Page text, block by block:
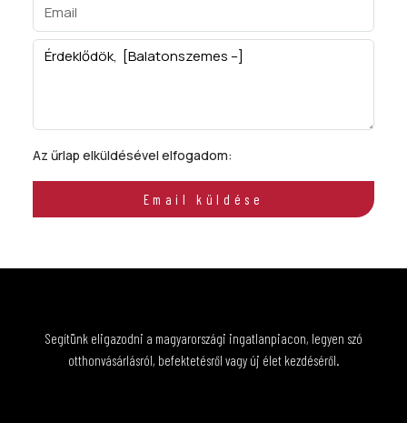
Az űrlap elküldésével elfogadom:
Email küldése
Segítünk eligazodni a magyarországi ingatlanpiacon, legyen szó
otthonvásárlásról, befektetésről vagy új élet kezdéséről.